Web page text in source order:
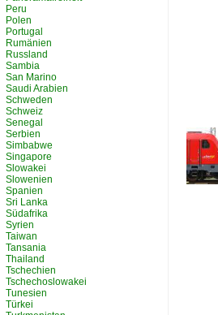
Peru
Polen
Portugal
Rumänien
Russland
Sambia
San Marino
Saudi Arabien
Schweden
Schweiz
Senegal
Serbien
Simbabwe
Singapore
Slowakei
Slowenien
Spanien
Sri Lanka
Südafrika
Syrien
Taiwan
Tansania
Thailand
Tschechien
Tschechoslowakei
Tunesien
Türkei